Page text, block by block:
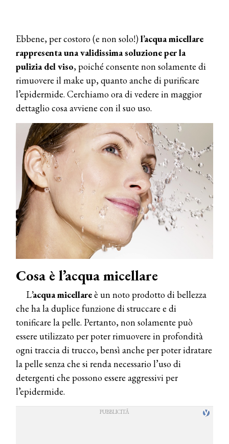
Ebbene, per costoro (e non solo!)l’acqua micellare
rappresenta una validissima soluzione per la
pulizia del viso, poiché consente non solamente di
rimuovere il make up, quanto anche di purificare
l’epidermide. Cerchiamo ora di vedere in maggior
dettaglio cosa avviene con il suo uso.
Cosa è l’acqua micellare
L’acqua micellareè un noto prodotto di bellezza
che ha la duplice funzione di struccare e di
tonificare la pelle. Pertanto, non solamente può
essere utilizzato per poter rimuovere in profondità
ogni traccia di trucco, bensì anche per poter idratare
la pelle senza che si renda necessario l’uso di
detergenti che possono essere aggressivi per
l’epidermide.